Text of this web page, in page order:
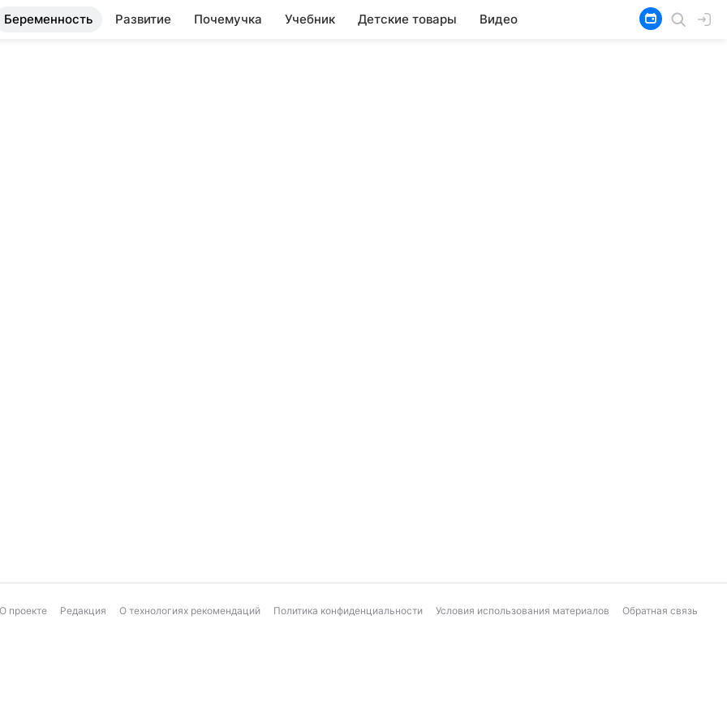
Беременность Развитие Почемучка Учебник Детские товары Видео
О проекте Редакция О технологиях рекомендаций Политика конфиденциальности Условия использования материалов Обратная связь